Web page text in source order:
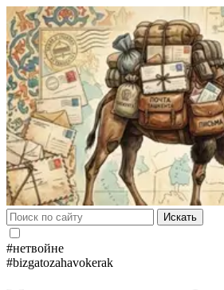
Искать
#нетвойне
#bizgatozahavokerak